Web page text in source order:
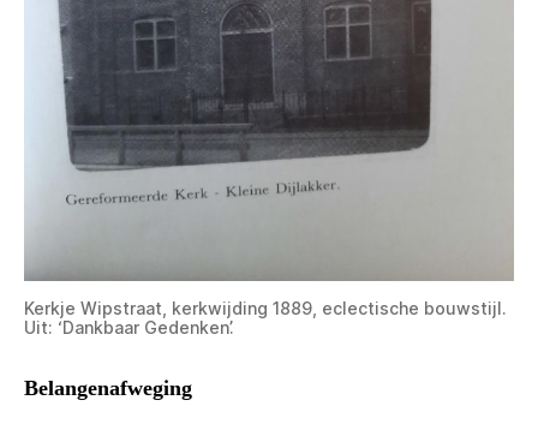
Kerkje Wipstraat, kerkwijding 1889, eclectische bouwstijl.
Uit: ‘Dankbaar Gedenken’.
Belangenafweging